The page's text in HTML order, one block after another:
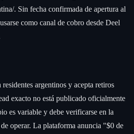
. Sin fecha confirmada de apertura al
como canal de cobro desde Deel
argentinos y acepta retiros
exacto no está publicado oficialmente
es variable y debe verificarse en la
operar. La plataforma anuncia "$0 de